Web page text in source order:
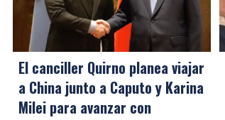
El canciller Quirno planea viajar
a China junto a Caputo y Karina
Milei para avanzar con